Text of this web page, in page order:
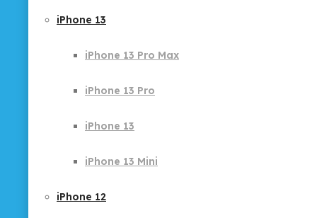
iPhone 13
iPhone 13 Pro Max
iPhone 13 Pro
iPhone 13
iPhone 13 Mini
iPhone 12